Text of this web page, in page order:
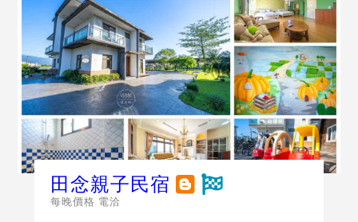
田念親子民宿
每晚價格 電洽